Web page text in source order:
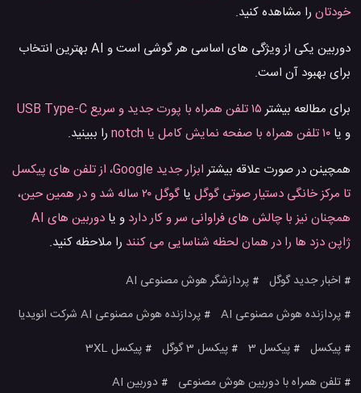
خودتان را مشاهده کنید.
دوربین یکی از ویژگی های اساسی هر گوشی است و AI بهترین انتخاب
برای بهبود آن است.
برای مطالعه بیشتر
و یا ۱۰ تلفن همراه با صفحه نمایش کامل یا notch
را ببینید.
همچینن در صورت علاقه بیشتر
ابزار جدید Google، از تلفن های پیکسل
تا مرکز خانگی دستیار صوتی گوگل یا
گوگل ۲۰ ساله شد و در همین حین،
همچنان نیز با چالش های فراوانی سر و کار دارد و یا
دوربین های AI
ژاپن دزد ها را در همان لحظه شناسایی می کنند را ملاحظه کنید.
# اخبار جدید گوگل # پردازشگر هوش مصنوعی AI
# پردازنده هوش مصنوعی AI # پردازنده هوش مصنوعی AI شرکت انویدیا
# پیکسل # پیکسل 3 # پیکسل 3 گوگل # پیکسل 3XL
# تلفن همراه با دوربین هوش مصنوعی # دوربین AI